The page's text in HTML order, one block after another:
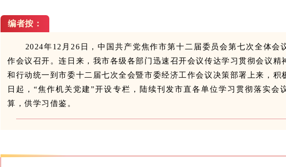
编者按：
2024年12月26日，中国共产党焦作市第十二届委员会第七次全体会
作会议召开。连日来，我市各级各部门迅速召开会议传达学习贯彻会议精
和行动统一到市委十二届七次全会暨市委经济工作会议决策部署上来，积
日起，“焦作机关党建”开设专栏，陆续刊发市直各单位学习贯彻落实会
算，供学习借鉴。